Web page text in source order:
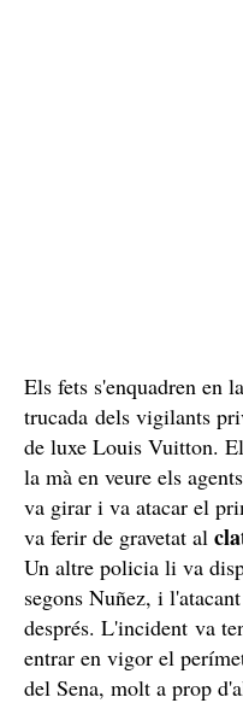
Els fets s'enquadren en
trucada dels vigilants
de luxe Louis Vuitton.
la mà en veure els
va girar i va atacar el
va ferir de gravetat al
Un altre policia li va
segons Nuñez, i
després. L'incident va
entrar en vigor el
del Sena, molt a prop